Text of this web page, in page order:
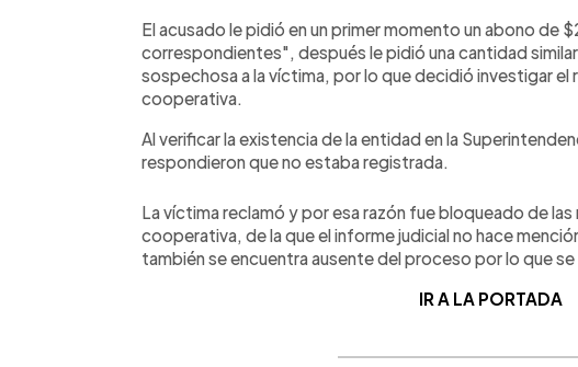
El acusado le pidió en un primer momento un abono de
correspondientes", después le pidió una cantidad
sospechosa a la víctima, por lo que decidió investigar el
cooperativa.
Al verificar la existencia de la entidad en la
respondieron que no estaba registrada.
La víctima reclamó y por esa razón fue bloqueado de
cooperativa, de la que el informe judicial no hace
también se encuentra ausente del proceso por lo que
IR A LA PORTADA